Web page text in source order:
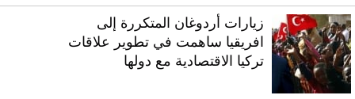
زيارات أردوغان المتكررة إلى
افريقيا ساهمت في تطوير علاقات
تركيا الاقتصادية مع دولها